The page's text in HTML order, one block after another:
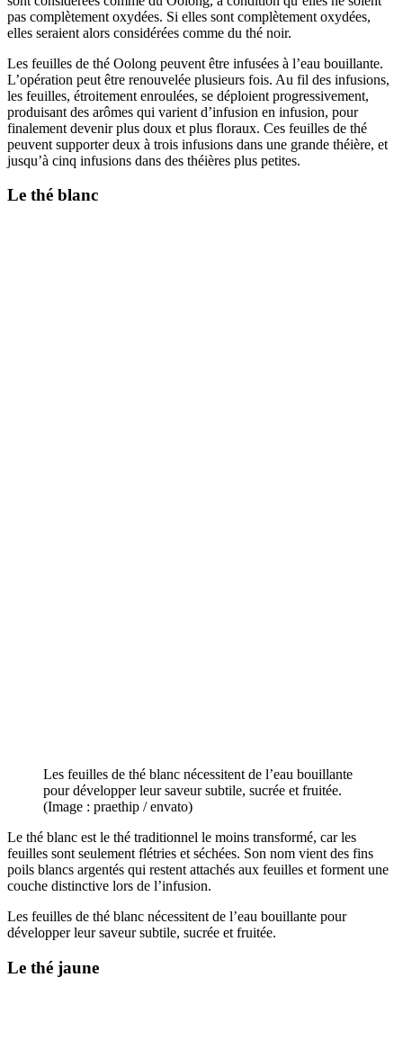
pas complètement oxydées. Si elles sont complètement oxydées,
elles seraient alors considérées comme du thé noir.
Les feuilles de thé Oolong peuvent être infusées à l’eau bouillante.
L’opération peut être renouvelée plusieurs fois. Au fil des infusions,
les feuilles, étroitement enroulées, se déploient progressivement,
produisant des arômes qui varient d’infusion en infusion, pour
finalement devenir plus doux et plus floraux. Ces feuilles de thé
peuvent supporter deux à trois infusions dans une grande théière, et
jusqu’à cinq infusions dans des théières plus petites.
Le thé blanc
Les feuilles de thé blanc nécessitent de l’eau bouillante
pour développer leur saveur subtile, sucrée et fruitée.
(Image : praethip / envato)
Le thé blanc est le thé traditionnel le moins transformé, car les
feuilles sont seulement flétries et séchées. Son nom vient des fins
poils blancs argentés qui restent attachés aux feuilles et forment une
couche distinctive lors de l’infusion.
Les feuilles de thé blanc nécessitent de l’eau bouillante pour
développer leur saveur subtile, sucrée et fruitée.
Le thé jaune